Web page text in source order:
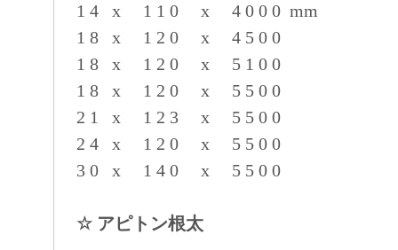
1 4 x 1 1 0 x 4 0 0 0 mm
1 8 x 1 2 0 x 4 5 0 0
1 8 x 1 2 0 x 5 1 0 0
1 8 x 1 2 0 x 5 5 0 0
2 1 x 1 2 3 x 5 5 0 0
2 4 x 1 2 0 x 5 5 0 0
3 0 x 1 4 0 x 5 5 0 0
☆ アピトン根太